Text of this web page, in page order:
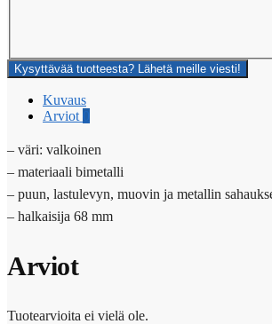
Kysyttävää tuotteesta? Lähetä meille viesti!
Kuvaus
Arviot 0
– väri: valkoinen
– materiaali bimetalli
– puun, lastulevyn, muovin ja metallin
– halkaisija 68 mm
Arviot
Tuotearvioita ei vielä ole.